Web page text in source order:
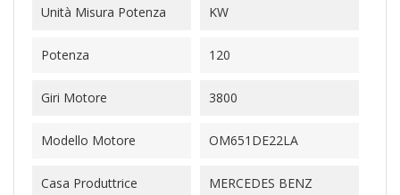
Unità Misura Potenza KW
Potenza 120
Giri Motore 3800
Modello Motore OM651DE22LA
Casa Produttrice MERCEDES BENZ